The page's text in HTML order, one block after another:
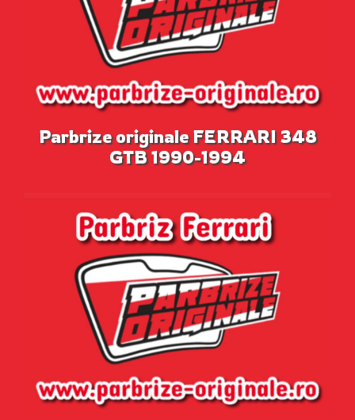
Parbrize originale FERRARI 348
GTB 1990-1994